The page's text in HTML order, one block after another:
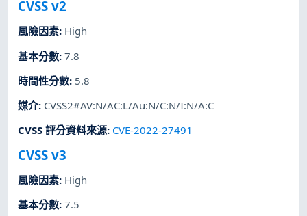
CVSS v2
風險因素: High
基本分數:7.8
時間性分數: 5.8
媒介: CVSS2#AV:N/AC:L/Au:N/C:N/I:N/A:C
CVSS 評分資料來源: CVE-2022-27491
CVSS v3
風險因素: High
基本分數:7.5